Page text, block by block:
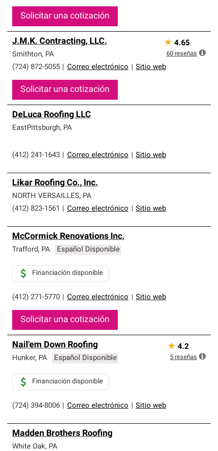
Solicitar una cotización
J.M.K. Contracting, LLC.
Smithton, PA
(724) 872-5055
Correo electrónico Sitio web
Solicitar una cotización
★ 4.65
60 reseñas
DeLuca Roofing LLC
EastPittsburgh, PA
(412) 241-1643 Correo electrónico Sitio web
Likar Roofing Co., Inc.
NORTH VERSAILLES, PA
(412) 823-1561
Correo electrónico Sitio web
McCormick Renovations Inc.
Trafford, PA Español Disponible
(412) 271-5770 Correo electrónico Sitio web
Financiación disponible
Solicitar una cotización
Nail'em Down Roofing
Hunker, PA Español Disponible
(724) 394-8006 Correo electrónico Sitio web
Financiación disponible
★ 4.2
5 reseñas
Madden Brothers Roofing
White Oak, PA